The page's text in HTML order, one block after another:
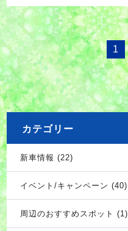
1
カテゴリー
新車情報 (22)
イベント/キャンペーン (40)
周辺のおすすめスポット (1)